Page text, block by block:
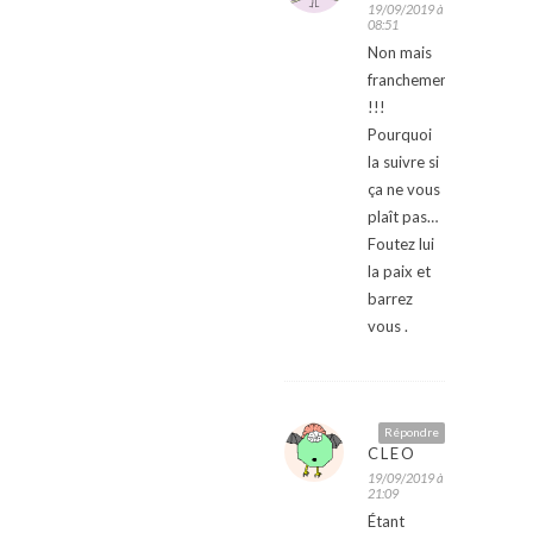
19/09/2019 à
08:51
Non mais
franchement
!!!
Pourquoi
la suivre si
ça ne vous
plaît pas…
Foutez lui
la paix et
barrez
vous .
Répondre
CLEO
19/09/2019 à
21:09
Étant